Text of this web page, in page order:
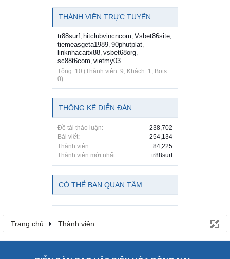
THÀNH VIÊN TRỰC TUYẾN
tr88surf, hitclubvincncom, Vsbet86site,
tiemeasgeta1989, 90phutplat,
linknhacaitx88, vsbet68org,
sc88t6com, vietmy03
Tổng: 10 (Thành viên: 9, Khách: 1, Bots:
0)
THỐNG KÊ DIỄN ĐÀN
Đề tài thảo luận:
238,702
Bài viết:
254,134
Thành viên:
84,225
Thành viên mới nhất:
tr88surf
CÓ THỂ BẠN QUAN TÂM
Trang chủ Thành viên